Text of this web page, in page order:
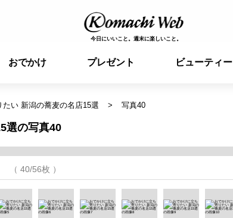
今日にいいこと。週末に楽しいこと。
おでかけ プレゼント ビューティー
い 新潟の蕎麦の名店15選 写真40
選の写真40
（ 40/56枚 ）